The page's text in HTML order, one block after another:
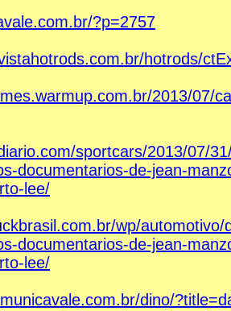
?p=2757
hotrods/
2013/07/
sportcars/2013/07/
documentarios-de-jean-
lee/
wp/automotivo/
documentarios-de-jean-
lee/
dino/